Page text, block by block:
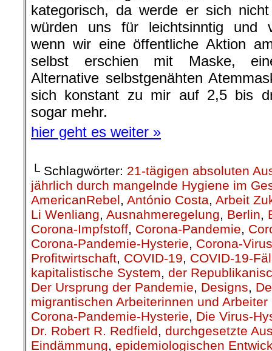
kategorisch, da werde er sich
würden uns für leichtsinntig und
wenn wir eine öffentliche Aktion
selbst erschien mit Maske,
Alternative selbstgenähten
sich konstant zu mir auf 2,5 bis
sogar mehr.
hier geht es weiter »
└ Schlagwörter: 21-tägigen absoluten
jährlich durch mangelnde Hygiene im
AmericanRebel, António Costa, Arbeit
Li Wenliang, Ausnahmeregelung, Berlin,
Corona-Impfstoff, Corona-Pandemie,
Corona-Pandemie-Hysterie, Corona-Virus
Profitwirtschaft, COVID-19, COVID-19-
kapitalistische System, der
Der Ursprung der Pandemie, Designs,
migrantischen Arbeiterinnen und
Corona-Pandemie-Hysterie, Die Virus-
Dr. Robert R. Redfield, durchgesetzte
Eindämmung, epidemiologischen